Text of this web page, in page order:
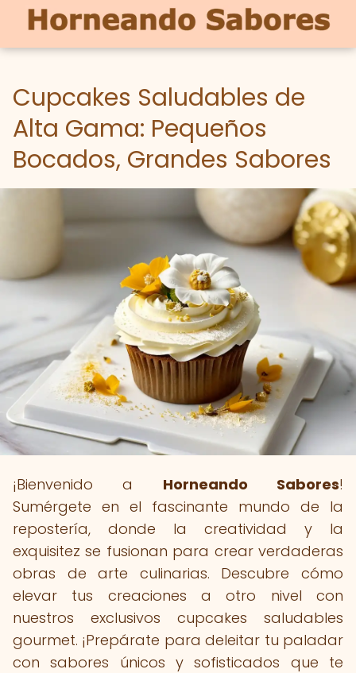
Cupcakes Saludables de
Alta Gama: Pequeños
Bocados, Grandes Sabores
¡Bienvenido a Horneando Sabores!
Sumérgete en el fascinante mundo de la
repostería, donde la creatividad y la
exquisitez se fusionan para crear verdaderas
obras de arte culinarias. Descubre cómo
elevar tus creaciones a otro nivel con
nuestros exclusivos cupcakes saludables
gourmet. ¡Prepárate para deleitar tu paladar
con sabores únicos y sofisticados que te